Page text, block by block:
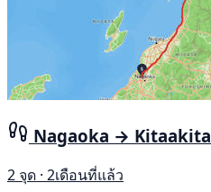
Nagaoka → Kitaakita
2 จุด · 2เดือนที่แล้ว